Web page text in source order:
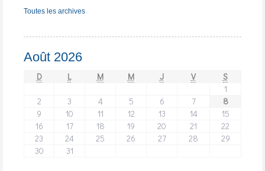
Toutes les archives
Août 2026
D L M M J V
S
1
2
3 4 5 6 7
8
9
10 11 12 13 14
15
16
17 18 19 20 21
22
23
24 25 26 27 28
29
30
31